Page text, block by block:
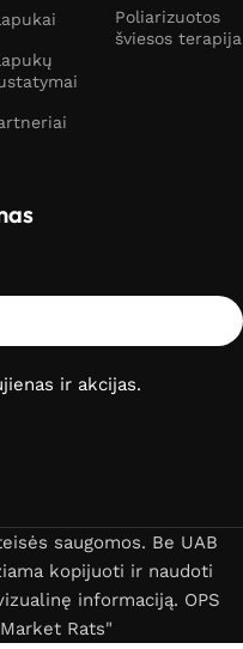
Poliarizuotos
šviesos terapija
ir akcijas.
saugomos. Be UAB
kopijuoti ir naudoti
informaciją. OPS
Rats"